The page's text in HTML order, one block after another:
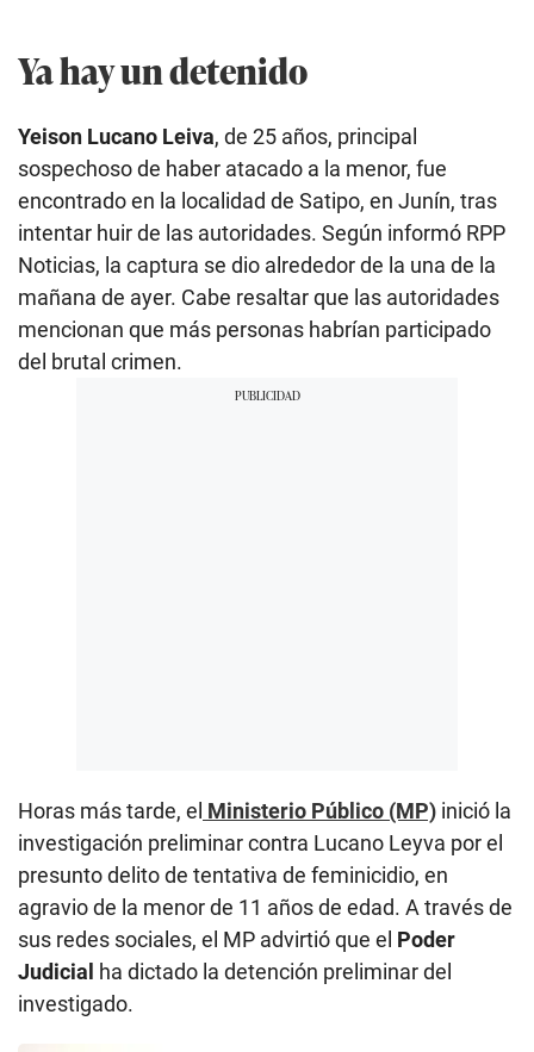
Ya hay un detenido
Yeison Lucano Leiva, de 25 años, principal
sospechoso de haber atacado a la menor, fue
encontrado en la localidad de Satipo, en Junín, tras
intentar huir de las autoridades. Según informó RPP
Noticias, la captura se dio alrededor de la una de la
mañana de ayer. Cabe resaltar que las autoridades
mencionan que más personas habrían participado
del brutal crimen.
Horas más tarde, el Ministerio Público (MP) inició la
investigación preliminar contra Lucano Leyva por el
presunto delito de tentativa de feminicidio, en
agravio de la menor de 11 años de edad. A través de
sus redes sociales, el MP advirtió que el Poder
Judicial ha dictado la detención preliminar del
investigado.